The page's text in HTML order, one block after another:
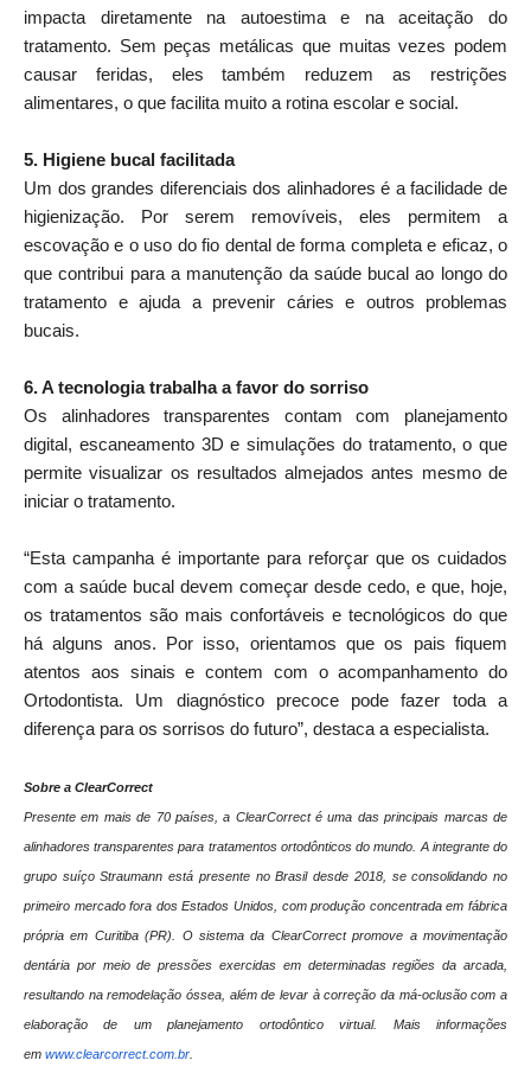
impacta diretamente na autoestima e na aceitação do
tratamento. Sem peças metálicas que muitas vezes podem
causar feridas, eles também reduzem as restrições
alimentares, o que facilita muito a rotina escolar e social.
5. Higiene bucal facilitada
Um dos grandes diferenciais dos alinhadores é a facilidade de
higienização. Por serem removíveis, eles permitem a
escovação e o uso do fio dental de forma completa e eficaz, o
que contribui para a manutenção da saúde bucal ao longo do
tratamento e ajuda a prevenir cáries e outros problemas
bucais.
6. A tecnologia trabalha a favor do sorriso
Os alinhadores transparentes contam com planejamento
digital, escaneamento 3D e simulações do tratamento, o que
permite visualizar os resultados almejados antes mesmo de
iniciar o tratamento.
“Esta campanha é importante para reforçar que os cuidados
com a saúde bucal devem começar desde cedo, e que, hoje,
os tratamentos são mais confortáveis e tecnológicos do que
há alguns anos. Por isso, orientamos que os pais fiquem
atentos aos sinais e contem com o acompanhamento do
Ortodontista. Um diagnóstico precoce pode fazer toda a
diferença para os sorrisos do futuro”, destaca a especialista.
Sobre a ClearCorrect
Presente em mais de 70 países, a ClearCorrect é uma das principais marcas de
alinhadores transparentes para tratamentos ortodônticos do mundo. A integrante do
grupo suíço Straumann está presente no Brasil desde 2018, se consolidando no
primeiro mercado fora dos Estados Unidos, com produção concentrada em fábrica
própria em Curitiba (PR). O sistema da ClearCorrect promove a movimentação
dentária por meio de pressões exercidas em determinadas regiões da arcada,
resultando na remodelação óssea, além de levar à correção da má-oclusão com a
elaboração de um planejamento ortodôntico virtual. Mais informações
em www.clearcorrect.com.br